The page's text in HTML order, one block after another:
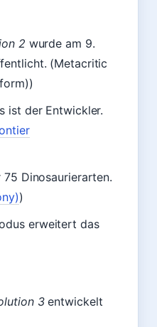
2 wurde am 9.
(Metacritic
ist der Entwickler.
Dinosaurierarten.
)
erweitert das
3entwickelt